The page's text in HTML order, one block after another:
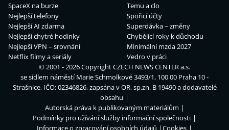
SpaceX na burze
Nejlepší telefony
Nejlepší AI zdarma
Nejlepší chytré hodinky
Nejlepší VPN – srovnání
Netflix filmy a seriály
Temu a clo
Spořicí účty
Superdávka – změny
Chybějící roky k důchodu
Minimální mzda 2027
Vedro v práci
© 2001 - 2026 CopyrightCZECH NEWS CENTER a.s.
se sídlem náměstí Marie Schmolkové 3493/1, 100 00 Praha 10 -
Strašnice, IČO: 02346826, zapsána v OR, sp.zn. B 19490 a dodavatelé
obsahu
Autorská práva k publikovaným materiálům
Podmínky pro užívání služby informační společnosti
Informace o zpracování osobních údajů
Cookies